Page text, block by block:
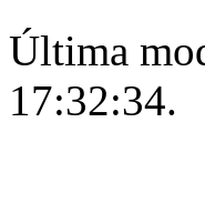
Última
17:32:34.